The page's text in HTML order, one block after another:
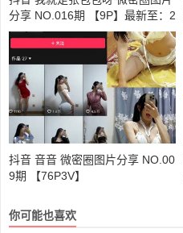
分享 NO.016期 【9P】最新至：2
023.8.21
抖音 音音 微密圈图片分享 NO.00
9期 【76P3V】
你可能也喜欢